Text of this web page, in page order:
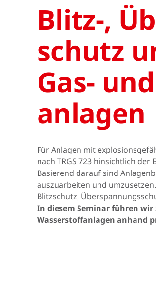
Amerika
Afrika & Mittlerer
Osten
Blitz-,
schutz
Gas-
anlagen
Für Anlagen mit
nach TRGS 723 hinsichtlich
Basierend darauf sind
auszuarbeiten und
Blitzschutz,
In diesem Seminar führen wir
Wasserstoffanlagen anhand